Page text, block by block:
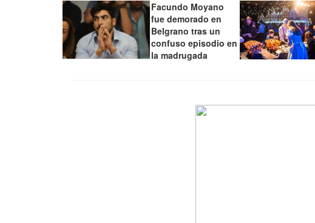
Facundo Moyano
fue demorado en
Belgrano tras un
confuso episodio en
la madrugada